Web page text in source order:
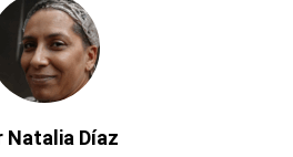
Natalia Díaz